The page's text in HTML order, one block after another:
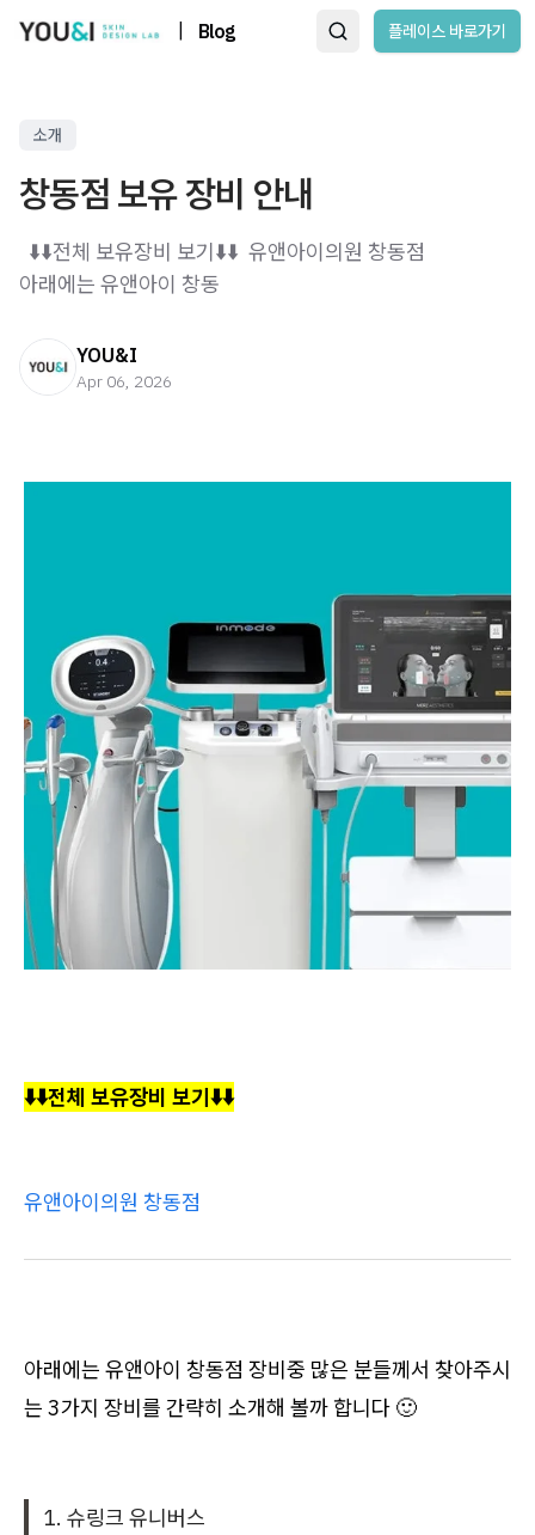
Blog 플레이스 바로가기
소개
창동점 보유 장비 안내
​ ​ ⬇️⬇️전체 보유장비 보기⬇️⬇️ ​ 유앤아이의원 창동점 ​
아래에는 유앤아이 창동
YOU&I
Apr 06, 2026
⬇️⬇️전체 보유장비 보기⬇️⬇️
유앤아이의원 창동점
아래에는 유앤아이 창동점 장비중 많은 분들께서 찾아주시
는 3가지 장비를 간략히 소개해 볼까 합니다 🙂
1. 슈링크 유니버스